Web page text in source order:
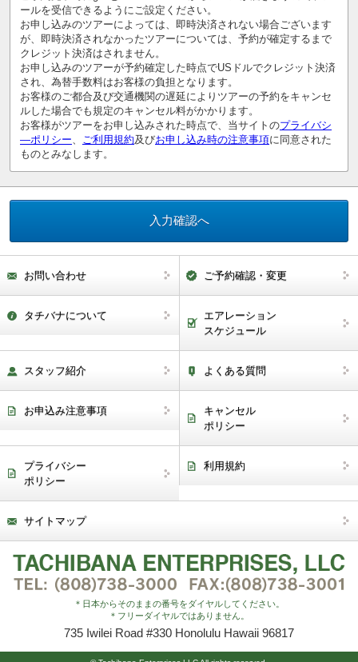
ールを受信できるようにご設定ください。
お申し込みのツアーによっては、即時決済されない場合ございます
が、即時決済されなかったツアーについては、予約が確定するまで
クレジット決済はされません。
お申し込みのツアーが予約確定した時点でUSドルでクレジット決済
され、為替手数料はお客様の負担となります。
お客様のご都合及び交通機関の遅延によりツアーの予約をキャンセ
ルした場合でも規定のキャンセル料がかかります。
お客様がツアーをお申し込みされた時点で、当サイトのプライバシ
―ポリシー
ご利用規約及びお申し込み時の注意事項に同意された
ものとみなします。
お問い合わせ ご予約確認・変更
タチバナについて
エアレーション
スケジュール
スタッフ紹介 よくある質問
お申込み注意事項
キャンセル
ポリシー
プライバシー
ポリシー
利用規約
サイトマップ
＊日本からそのままの番号をダイヤルしてください。
＊フリーダイヤルではありません。
735 Iwilei Road #330 Honolulu Hawaii 96817